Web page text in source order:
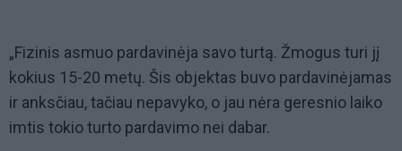
„Fizinis asmuo pardavinėja savo turtą. Žmogus turi jį
kokius 15-20 metų. Šis objektas buvo pardavinėjamas
ir anksčiau, tačiau nepavyko, o jau nėra geresnio laiko
imtis tokio turto pardavimo nei dabar.